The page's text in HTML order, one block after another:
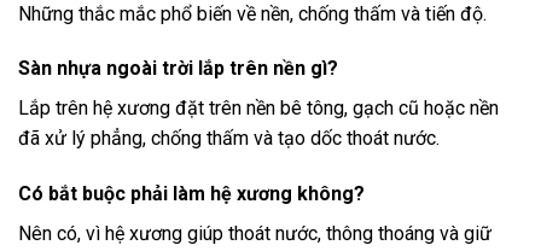
Những thắc mắc phổ biến về nền, chống thấm và tiến độ.
Sàn nhựa ngoài trời lắp trên nền gì?
Lắp trên hệ xương đặt trên nền bê tông, gạch cũ hoặc nền
đã xử lý phẳng, chống thấm và tạo dốc thoát nước.
Có bắt buộc phải làm hệ xương không?
Nên có, vì hệ xương giúp thoát nước, thông thoáng và giữ